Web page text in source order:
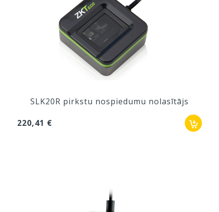
SLK20R pirkstu nospiedumu nolasītājs
220,41 €